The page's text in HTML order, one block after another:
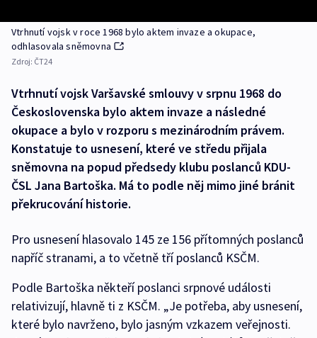
Vtrhnutí vojsk v roce 1968 bylo aktem invaze a okupace,
odhlasovala sněmovna
Zdroj: ČT24
Vtrhnutí vojsk Varšavské smlouvy v srpnu 1968 do
Československa bylo aktem invaze a následné
okupace a bylo v rozporu s mezinárodním právem.
Konstatuje to usnesení, které ve středu přijala
sněmovna na popud předsedy klubu poslanců KDU-
ČSL Jana Bartoška. Má to podle něj mimo jiné bránit
překrucování historie.
Pro usnesení hlasovalo 145 ze 156 přítomných poslanců
napříč stranami, a to včetně tří poslanců KSČM.
Podle Bartoška někteří poslanci srpnové události
relativizují, hlavně ti z KSČM. „Je potřeba, aby usnesení,
které bylo navrženo, bylo jasným vzkazem veřejnosti.